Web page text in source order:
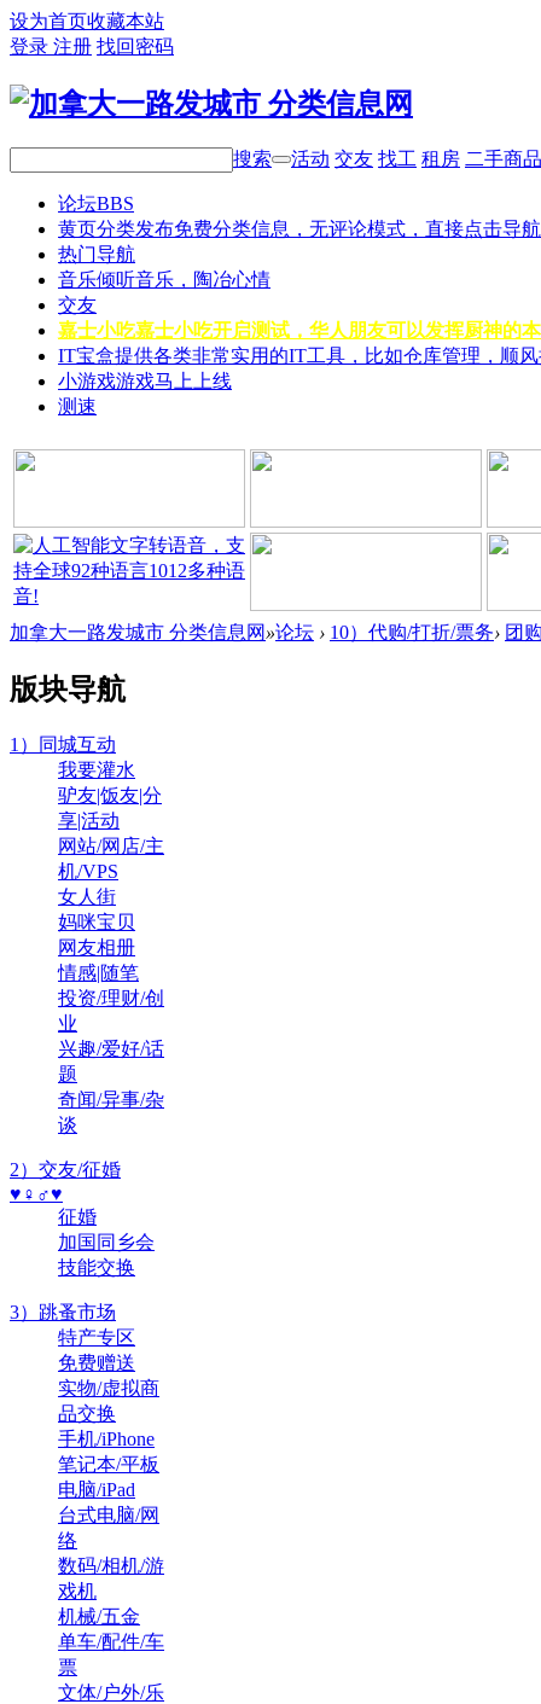
设为首页收藏本站
登录 注册 找回密码
搜索 活动 交友 找工 租房 二手商品
论坛BBS
黄页分类发布免费分类信息，无评论模式，直接点击导
热门导航
音乐倾听音乐，陶冶心情
交友
嘉士小吃嘉士小吃开启测试，华人朋友可以发挥厨神的
IT宝盒提供各类非常实用的IT工具，比如仓库管理，顺
小游戏游戏马上上线
测速
加拿大一路发城市 分类信息网 »论坛 › 10）代购/打折/票务› 团
版块导航
1）同城互动
我要灌水
驴友|饭友|分
享|活动
网站/网店/主
机/VPS
女人街
妈咪宝贝
网友相册
情感|随笔
投资/理财/创
业
兴趣/爱好/话
题
奇闻/异事/杂
谈
2）交友/征婚
♥♀♂♥
征婚
加国同乡会
技能交换
3）跳蚤市场
特产专区
免费赠送
实物/虚拟商
品交换
手机/iPhone
笔记本/平板
电脑/iPad
台式电脑/网
络
数码/相机/游
戏机
机械/五金
单车/配件/车
票
文体/户外/乐